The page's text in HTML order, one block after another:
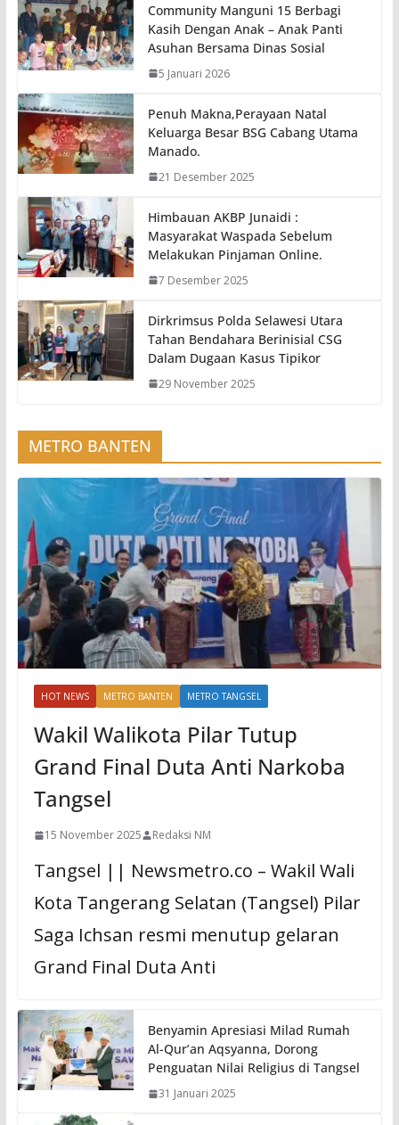
Community Manguni 15 Berbagi
Kasih Dengan Anak – Anak Panti
Asuhan Bersama Dinas Sosial
5 Januari 2026
Penuh Makna,Perayaan Natal
Keluarga Besar BSG Cabang Utama
Manado.
21 Desember 2025
Himbauan AKBP Junaidi :
Masyarakat Waspada Sebelum
Melakukan Pinjaman Online.
7 Desember 2025
Dirkrimsus Polda Selawesi Utara
Tahan Bendahara Berinisial CSG
Dalam Dugaan Kasus Tipikor
29 November 2025
METRO BANTEN
HOT NEWS METRO BANTEN METRO TANGSEL
Wakil Walikota Pilar Tutup
Grand Final Duta Anti Narkoba
Tangsel
15 November 2025 Redaksi NM
Tangsel || Newsmetro.co – Wakil Wali
Kota Tangerang Selatan (Tangsel) Pilar
Saga Ichsan resmi menutup gelaran
Grand Final Duta Anti
Benyamin Apresiasi Milad Rumah
Al-Qur’an Aqsyanna, Dorong
Penguatan Nilai Religius di Tangsel
31 Januari 2025